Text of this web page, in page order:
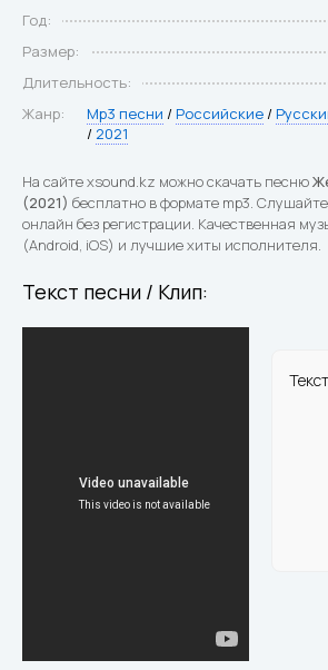
Год:
Размер:
Длительность:
Жанр:
Mp3 песни / Российские /
/ 2021
На сайте xsound.kz можно скачать песню
(2021) бесплатно в формате mp3.
онлайн без регистрации. Качественная
(Android, iOS) и лучшие хиты исполнителя.
Текст песни / Клип: